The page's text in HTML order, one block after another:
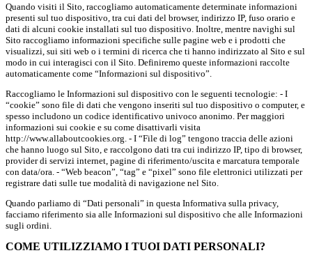
Quando visiti il Sito, raccogliamo automaticamente determinate informazioni
presenti sul tuo dispositivo, tra cui dati del browser, indirizzo IP, fuso orario e
dati di alcuni cookie installati sul tuo dispositivo. Inoltre, mentre navighi sul
Sito raccogliamo informazioni specifiche sulle pagine web e i prodotti che
visualizzi, sui siti web o i termini di ricerca che ti hanno indirizzato al Sito e sul
modo in cui interagisci con il Sito. Definiremo queste informazioni raccolte
automaticamente come “Informazioni sul dispositivo”.
Raccogliamo le Informazioni sul dispositivo con le seguenti tecnologie: - I
“cookie” sono file di dati che vengono inseriti sul tuo dispositivo o computer, e
spesso includono un codice identificativo univoco anonimo. Per maggiori
informazioni sui cookie e su come disattivarli visita
http://www.allaboutcookies.org. - I “File di log” tengono traccia delle azioni
che hanno luogo sul Sito, e raccolgono dati tra cui indirizzo IP, tipo di browser,
provider di servizi internet, pagine di riferimento/uscita e marcatura temporale
con data/ora. - “Web beacon”, “tag” e “pixel” sono file elettronici utilizzati per
registrare dati sulle tue modalità di navigazione nel Sito.
Quando parliamo di “Dati personali” in questa Informativa sulla privacy,
facciamo riferimento sia alle Informazioni sul dispositivo che alle Informazioni
sugli ordini.
COME UTILIZZIAMO I TUOI DATI PERSONALI?